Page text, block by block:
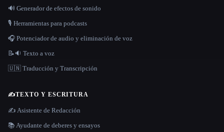
🔊 Generador de efectos de sonido
🎙️ Herramientas para podcasts
🎧 Potenciador de audio y eliminación de voz
📝🔉 Texto a voz
🇺🇳 Traducción y Transcripción
✍️TEXTO Y ESCRITURA
✍️ Asistente de Redacción
📚 Ayudante de deberes y ensayos